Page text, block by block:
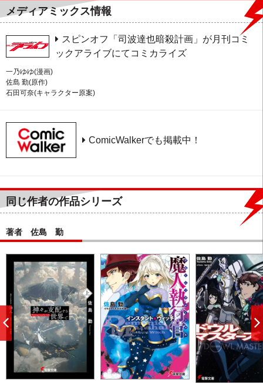
メディアミックス情報
スピンオフ「司波達也暗殺計画」が月刊コミ
ックアライブにてコミカライズ
一乃ゆゆ(漫画)
佐島 勤(原作)
石田可奈(キャラクター原案)
ComicWalkerでも掲載中！
同じ作者の作品シリーズ
著者 佐島 勤
前